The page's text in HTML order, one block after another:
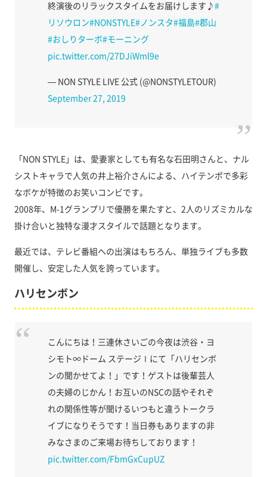
終演後のリラックスタイムをお届けします♪ #
リソウロン#NONSTYLE#ノンスタ#福島#郡山
#おしりターボ#モーニング
pic.twitter.com/27DJiWml9e
— NON STYLE LIVE 公式 (@NONSTYLETOUR)
September 27, 2019
「NON STYLE」は、愛妻家としても有名な石田明さんと、ナル
シストキャラで人気の井上裕介さんによる、ハイテンポで多彩
なボケが特徴のお笑いコンビです。
2008年、M-1グランプリで優勝を果たすと、2人のリズミカルな
掛け合いと独特な漫才スタイルで話題となります。
最近では、テレビ番組への出演はもちろん、単独ライブも多数
開催し、安定した人気を誇っています。
ハリセンボン
こんにちは！三連休さいごの今夜は渋谷・ヨ
シモト∞ドーム ステージⅠにて「ハリセンボ
ンの聞かせてよ！」です！ゲストは後輩芸人
の夫婦のじかん！お互いのNSCの話やそれぞ
れの関係性等が聞けるいつもと違うトークラ
イブになりそうです！当日券もありますの非
みなさまのご来場お待ちしております！
pic.twitter.com/FbmGxCupUZ